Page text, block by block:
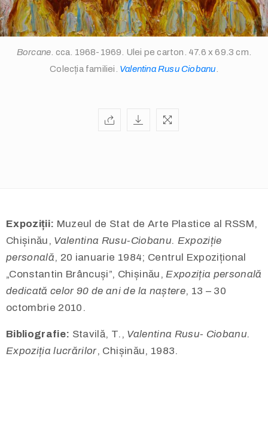
Publicații
Borcane. cca. 1968-1969. Ulei pe carton. 47.6 x 69.3 cm.
Colecția familiei. Valentina Rusu Ciobanu.
Expoziții: Muzeul de Stat de Arte Plastice al RSSM,
Chișinău, Valentina Rusu-Ciobanu. Expoziție
personală, 20 ianuarie 1984; Centrul Expozițional
„Constantin Brâncuși”, Chișinău,Expoziția personală
dedicată celor 90 de ani de la naștere, 13 – 30
octombrie 2010.
Bibliografie: Stavilă, T., Valentina Rusu- Ciobanu.
Expoziția lucrărilor, Chișinău, 1983.